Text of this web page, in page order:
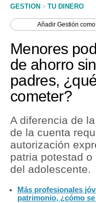
Perú
Política
Tu Dinero
Finanzas Personales
Inmobiliarias
Plus G
Editorial
GESTION > TU DINERO
AñadirGestión
Menores
de ahorro
padres,
cometer?
A diferencia de
de la cuenta
autorización
patria potestad
del adolescente.
Más profesionales
patrimonio, ¿cómo